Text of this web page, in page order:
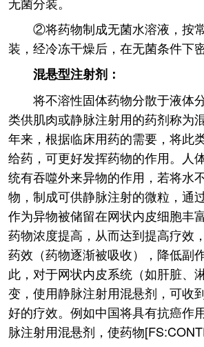
②将药物制成无菌水溶液，按
装，经冷冻干燥后，在无菌条件下
混悬型注射剂：
将不溶性固体药物分散于液体
类供肌肉或静脉注射用的药剂称为
年来，根据临床用药的需要，将此
给药，可更好发挥药物的作用。人
统有吞噬外来异物的作用，若将水
物，制成可供静脉注射的微粒，通
作为异物被储留在网状内皮细胞丰
药物浓度提高，从而达到提高疗效
药效（药物逐渐被吸收），降低副
此，对于网状内皮系统（如肝脏、
变，使用静脉注射用混悬剂，可收
好的疗效。例如中国将具有抗癌作
脉注射用混悬剂，使药物